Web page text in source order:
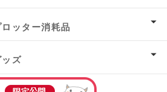
ッター消耗品
ッズ